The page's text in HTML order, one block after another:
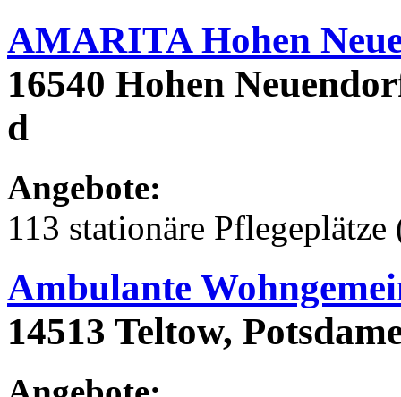
AMARITA Hohen
16540 Hohen
d
Angebote:
113 stationäre
Ambulante
14513 Teltow,